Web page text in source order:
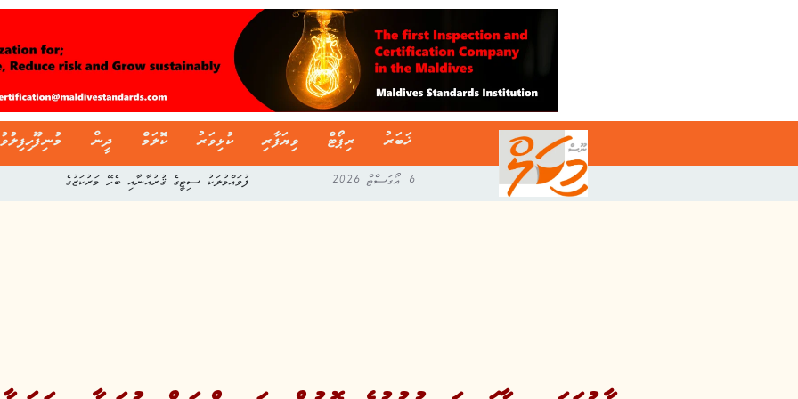
ޚަބަރު ރިޕޯޓް ވިޔަފާރި ކުޅިވަރު ކޮލަމް ދީން
6 އޯގަސްޓް 2026 ފުވައްމުލަކު ސިޓީގެ ޤުރުއާނާއި ބެހޭ މަރުކަޒުގެ